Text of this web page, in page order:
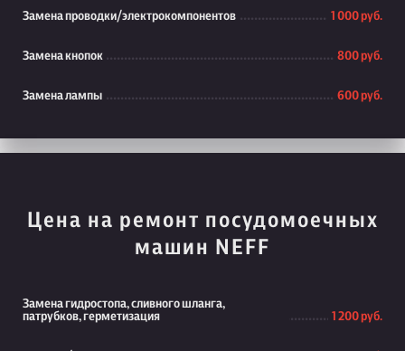
Замена проводки/электрокомпонентов 1 000 руб.
Замена кнопок 800 руб.
Замена лампы 600 руб.
Цена на ремонт посудомоечных
машин NEFF
Замена гидростопа, сливного шланга,
патрубков, герметизация
1 200 руб.